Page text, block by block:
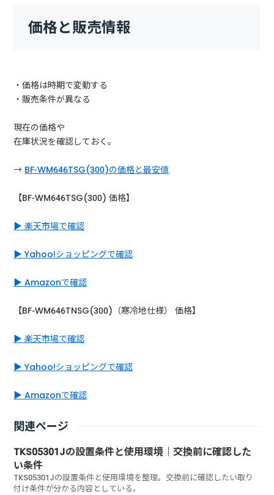
価格と販売情報
・価格は時期で変動する
・販売条件が異なる
現在の価格や
在庫状況を確認しておく。
→ BF-WM646TSG(300)の価格と最安値
【BF-WM646TSG(300) 価格】
▶ 楽天市場で確認
▶ Yahoo!ショッピングで確認
▶ Amazonで確認
【BF-WM646TNSG(300)（寒冷地仕様） 価格】
▶ 楽天市場で確認
▶ Yahoo!ショッピングで確認
▶ Amazonで確認
関連ページ
TKS05301Jの設置条件と使用環境｜交換前に確認した
い条件
TKS05301Jの設置条件と使用環境を整理。交換前に確認したい取り
付け条件が分かる内容としている。